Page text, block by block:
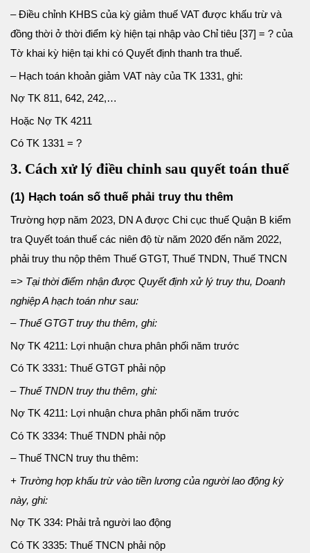
– Điều chỉnh KHBS của kỳ giảm thuế VAT được khấu trừ và
đồng thời ở thời điểm kỳ hiện tại nhập vào Chỉ tiêu [37] = ? của
Tờ khai kỳ hiện tại khi có Quyết định thanh tra thuế.
– Hạch toán khoản giảm VAT này của TK 1331, ghi:
Nợ TK 811, 642, 242,…
Hoặc Nợ TK 4211
Có TK 1331 = ?
3. Cách xử lý điều chỉnh sau quyết toán thuế
(1) Hạch toán số thuế phải truy thu thêm
Trường hợp năm 2023, DN A được Chi cục thuế Quận B kiểm
tra Quyết toán thuế các niên độ từ năm 2020 đến năm 2022,
phải truy thu nộp thêm Thuế GTGT, Thuế TNDN, Thuế TNCN
=> Tại thời điểm nhận được Quyết định xử lý truy thu, Doanh
nghiệp A hạch toán như sau:
– Thuế GTGT truy thu thêm, ghi:
Nợ TK 4211: Lợi nhuận chưa phân phối năm trước
Có TK 3331: Thuế GTGT phải nộp
– Thuế TNDN truy thu thêm, ghi:
Nợ TK 4211: Lợi nhuận chưa phân phối năm trước
Có TK 3334: Thuế TNDN phải nộp
– Thuế TNCN truy thu thêm:
+ Trường hợp khấu trừ vào tiền lương của người lao động kỳ
này, ghi:
Nợ TK 334: Phải trả người lao động
Có TK 3335: Thuế TNCN phải nộp